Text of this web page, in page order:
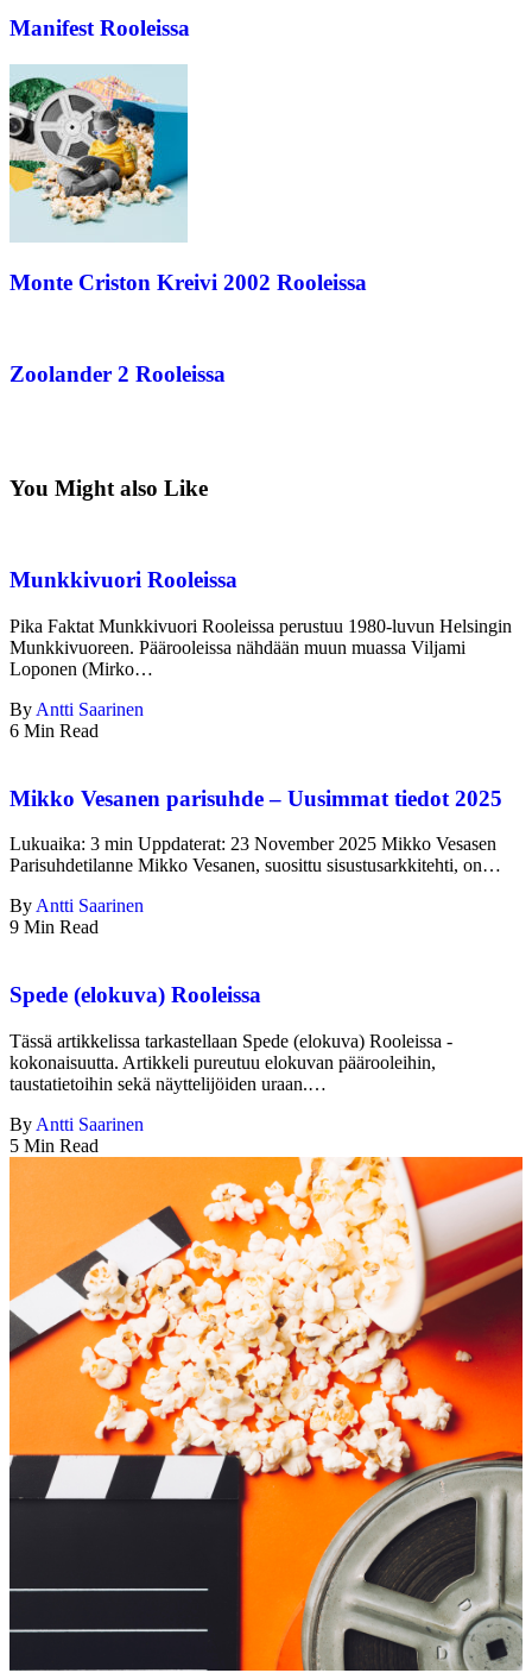
Manifest Rooleissa
Monte Criston Kreivi 2002 Rooleissa
Zoolander 2 Rooleissa
You Might also Like
Munkkivuori Rooleissa
Pika Faktat Munkkivuori Rooleissa perustuu 1980-luvun Helsingin
Munkkivuoreen. Päärooleissa nähdään muun muassa Viljami
Loponen (Mirko…
By Antti Saarinen
6 Min Read
Mikko Vesanen parisuhde – Uusimmat tiedot 2025
Lukuaika: 3 min Uppdaterat: 23 November 2025 Mikko Vesasen
Parisuhdetilanne Mikko Vesanen, suosittu sisustusarkkitehti, on…
By Antti Saarinen
9 Min Read
Spede (elokuva) Rooleissa
Tässä artikkelissa tarkastellaan Spede (elokuva) Rooleissa -
kokonaisuutta. Artikkeli pureutuu elokuvan päärooleihin,
taustatietoihin sekä näyttelijöiden uraan.…
By Antti Saarinen
5 Min Read